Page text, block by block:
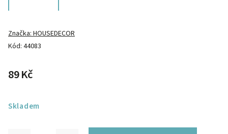
Kód: 44083
Značka:HOUSEDECOR
89 Kč
Skladem